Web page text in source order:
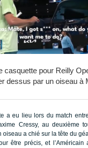
casquette pour Reilly
dessus par un oiseau à
a eu lieu lors du match
Cressy, au deuxième
oiseau a chié sur la tête du
être précis, et